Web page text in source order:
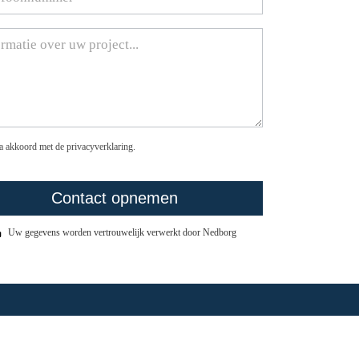
akkoord met de privacyverklaring.
Contact opnemen
Uw gegevens worden vertrouwelijk verwerkt door Nedborg